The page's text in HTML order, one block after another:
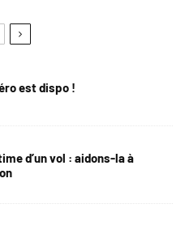
est dispo !
d’un vol : aidons-la à